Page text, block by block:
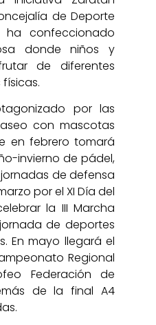
de Deporte
ha confeccionado
donde niños y
de diferentes
por las
con mascotas
en febrero tomará
invierno de pádel,
de defensa
por el XI Día del
la III Marcha
de deportes
En mayo llegará el
Regional
Federación de
de la final A4